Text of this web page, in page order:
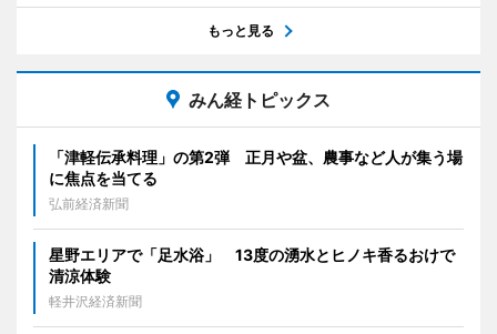
もっと見る
みん経トピックス
「津軽伝承料理」の第2弾 正月や盆、農事など人が集う場
に焦点を当てる
弘前経済新聞
星野エリアで「足水浴」 13度の湧水とヒノキ香るおけで
清涼体験
軽井沢経済新聞